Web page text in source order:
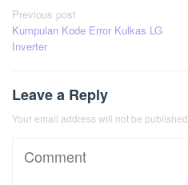
Post
navigation
Previous post
Kumpulan Kode Error Kulkas LG
Inverter
Leave a Reply
Your email address will not be published.